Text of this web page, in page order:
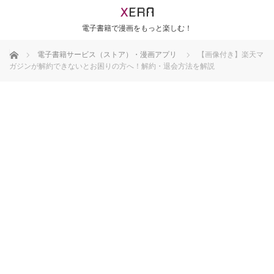
電子書籍で漫画をもっと楽しむ！
ホーム 電子書籍サービス（ストア）・漫画アプリ
【画像付き】楽天マ
ガジンが解約できないとお困りの方へ！解約・退会方法を解説